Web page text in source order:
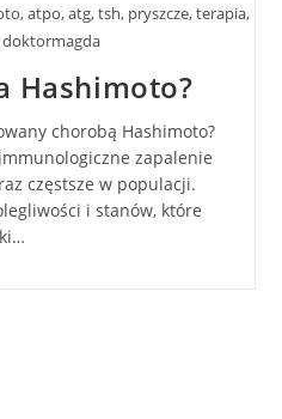
atpo, atg, tsh, pryszcze, terapia,
Hashimoto?
chorobą Hashimoto?
zapalenie
częstsze w populacji.
i stanów, które